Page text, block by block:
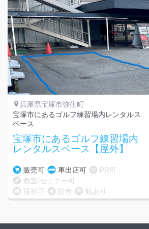
兵庫県宝塚市弥生町
宝塚市にあるゴルフ練習場内レンタルス
ペース
宝塚市にあるゴルフ練習場内
レンタルスペース【屋外】
販売可 車出店可
PR可
教室/セミナー可
撮影可
防音 鏡あり